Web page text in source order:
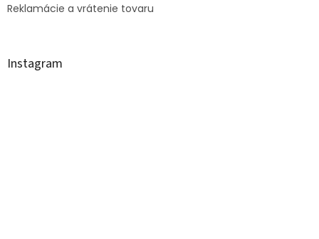
Reklamácie a vrátenie tovaru
Instagram